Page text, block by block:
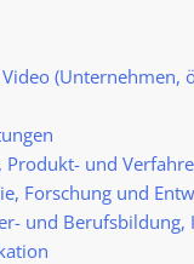
(Unternehmen,
Produkt- und
Forschung und
und Berufsbildung,